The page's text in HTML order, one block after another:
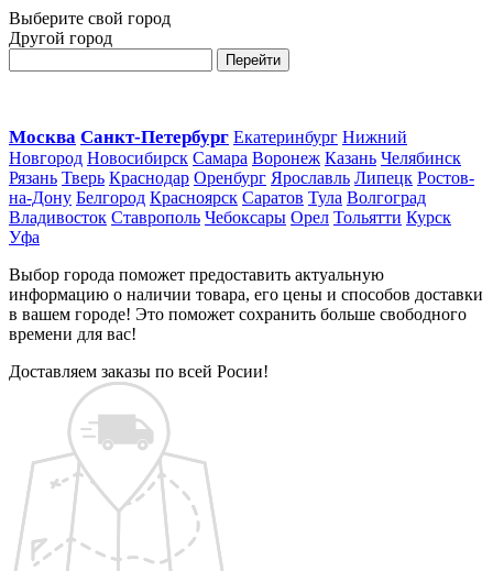
Выберите свой город
Другой город
Перейти
Москва Санкт-Петербург Екатеринбург Нижний
Новгород Новосибирск Самара Воронеж Казань Челябинск
Рязань Тверь Краснодар Оренбург Ярославль Липецк Ростов-
на-Дону Белгород Красноярск Саратов Тула Волгоград
Владивосток Ставрополь Чебоксары Орел Тольятти Курск
Уфа
Выбор города поможет предоставить актуальную
информацию о наличии товара, его цены и способов доставки
в вашем городе! Это поможет сохранить больше свободного
времени для вас!
Доставляем заказы по всей Росии!